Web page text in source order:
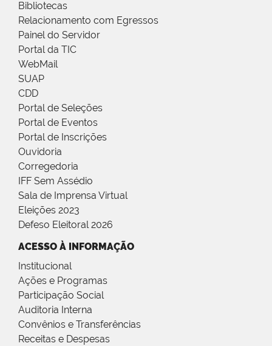
Bibliotecas
Relacionamento com Egressos
Painel do Servidor
Portal da TIC
WebMail
SUAP
CDD
Portal de Seleções
Portal de Eventos
Portal de Inscrições
Ouvidoria
Corregedoria
IFF Sem Assédio
Sala de Imprensa Virtual
Eleições 2023
Defeso Eleitoral 2026
ACESSO À INFORMAÇÃO
Institucional
Ações e Programas
Participação Social
Auditoria Interna
Convênios e Transferências
Receitas e Despesas